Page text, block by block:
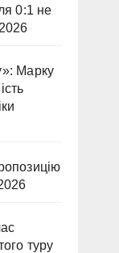
0:1 не
Марку
туру